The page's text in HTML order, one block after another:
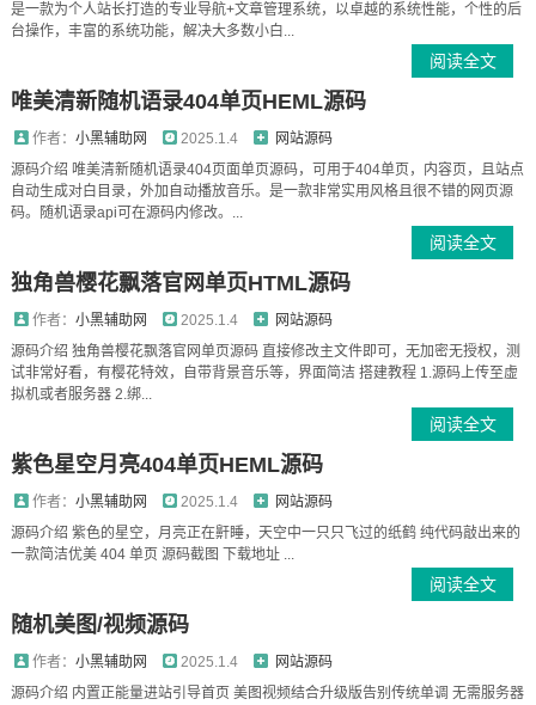
是一款为个人站长打造的专业导航+文章管理系统，以卓越的系统性能，个性的后
台操作，丰富的系统功能，解决大多数小白...
阅读全文
唯美清新随机语录404单页HEML源码
作者： 小黑辅助网 2025.1.4
网站源码
源码介绍 唯美清新随机语录404页面单页源码，可用于404单页，内容页，且站点
自动生成对白目录，外加自动播放音乐。是一款非常实用风格且很不错的网页源
码。随机语录api可在源码内修改。...
阅读全文
独角兽樱花飘落官网单页HTML源码
作者： 小黑辅助网 2025.1.4
网站源码
源码介绍 独角兽樱花飘落官网单页源码 直接修改主文件即可，无加密无授权，测
试非常好看，有樱花特效，自带背景音乐等，界面简洁 搭建教程 1.源码上传至虚
拟机或者服务器 2.绑...
阅读全文
紫色星空月亮404单页HEML源码
作者： 小黑辅助网 2025.1.4
网站源码
源码介绍 紫色的星空，月亮正在鼾睡，天空中一只只飞过的纸鹤 纯代码敲出来的
一款简洁优美 404 单页 源码截图 下载地址 ...
阅读全文
随机美图/视频源码
作者： 小黑辅助网 2025.1.4
网站源码
源码介绍 内置正能量进站引导首页 美图视频结合升级版告别传统单调 无需服务器